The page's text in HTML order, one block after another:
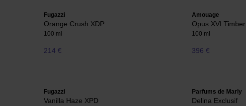
Fugazzi
Orange Crush XDP
100 ml
214 €
Amouage
Opus XVI Timber
100 ml
396 €
Fugazzi
Vanilla Haze XPD
Parfums de Marly
Delina Exclusif